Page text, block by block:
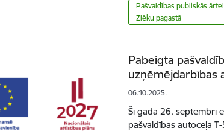
Pašvaldības publiskās
Zlēku pagastā
Pabeigta
uzņēmējdarbības
06.10.2025.
Šī gada 26. septembrī
pašvaldības autoceļa